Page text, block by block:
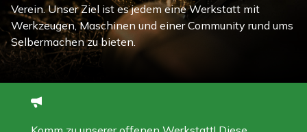
Verein. Unser Ziel ist es jedem eine Werkstatt mit
Werkzeugen, Maschinen und einer Community rund ums
Selbermachen zu bieten.